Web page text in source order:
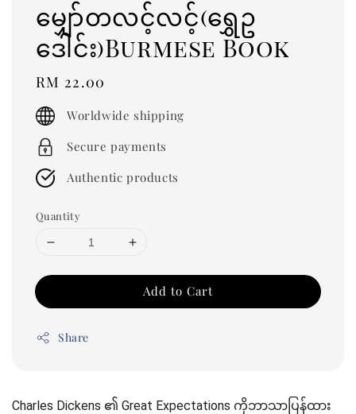
မျှော်တလင့်လင့်(ရွှေဥ
ဒေါင်း)Burmese Book
Regular
price
RM 22.00
Worldwide shipping
Secure payments
Authentic products
Quantity
Add to Cart
Share
Charles Dickens ၏ Great Expectations ကိုဘာသာပြန်ထား